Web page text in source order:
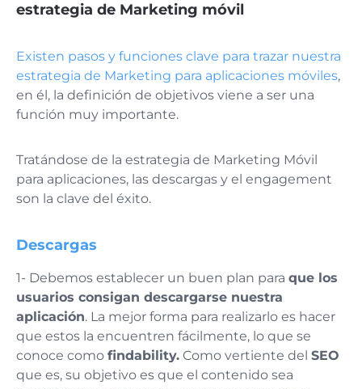
estrategia de Marketing móvil
Existen pasos y funciones clave para trazar nuestra
estrategia de Marketing para aplicaciones móviles,
en él, la definición de objetivos viene a ser una
función muy importante.
Tratándose de la estrategia de Marketing Móvil
para aplicaciones, las descargas y el engagement
son la clave del éxito.
Descargas
1- Debemos establecer un buen plan para que los
usuarios consigan descargarse nuestra
aplicación. La mejor forma para realizarlo es hacer
que estos la encuentren fácilmente, lo que se
conoce como findability. Como vertiente del SEO
que es, su objetivo es que el contenido sea